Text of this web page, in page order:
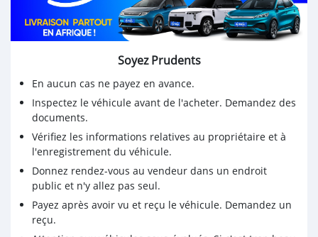
Achetez des voitures chinoises, achetez des voitures
électriques chinoises, des voitures japonaises, des
exporte des voitures électriques, des
SUV, des berlines, des mini-camions, camionnette,
camionnette, camionnette de livraison, 4x4 SUV, FWD
suv, RWD suv, hayon
Soyez Prudents
En aucun cas ne payez en avance.
Inspectez le véhicule avant de l'acheter. Demandez des
documents.
Vérifiez les informations relatives au propriétaire et à
l'enregistrement du véhicule.
Donnez rendez-vous au vendeur dans un endroit
public et n'y allez pas seul.
Payez après avoir vu et reçu le véhicule. Demandez un
reçu.